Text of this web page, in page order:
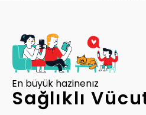
En büyük hazinenız
Sağlıklı